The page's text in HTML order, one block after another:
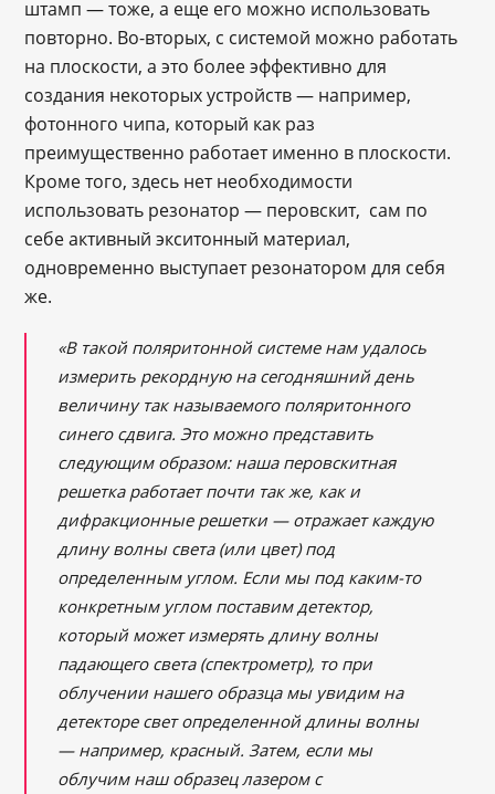
штамп — тоже, а еще его можно использовать
повторно. Во-вторых, с системой можно работать
на плоскости, а это более эффективно для
создания некоторых устройств — например,
фотонного чипа, который как раз
преимущественно работает именно в плоскости.
Кроме того, здесь нет необходимости
использовать резонатор — перовскит, сам по
себе активный экситонный материал,
одновременно выступает резонатором для себя
же.
«В такой поляритонной системе нам удалось
измерить рекордную на сегодняшний день
величину так называемого поляритонного
синего сдвига. Это можно представить
следующим образом: наша перовскитная
решетка работает почти так же, как и
дифракционные решетки — отражает каждую
длину волны света (или цвет) под
определенным углом. Если мы под каким-то
конкретным углом поставим детектор,
который может измерять длину волны
падающего света (спектрометр), то при
облучении нашего образца мы увидим на
детекторе свет определенной длины волны
— например, красный. Затем, если мы
облучим наш образец лазером с